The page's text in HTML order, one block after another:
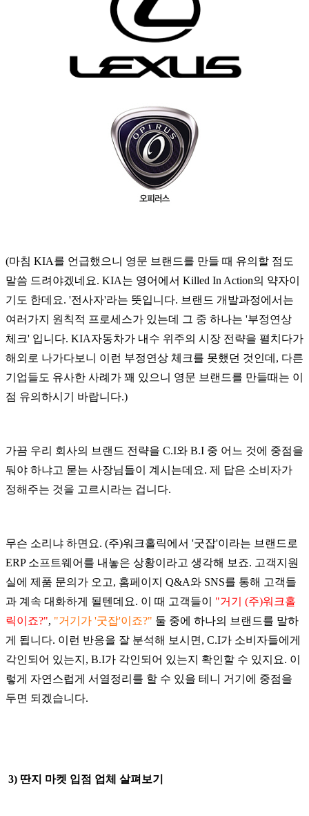
(마침 KIA를 언급했으니 영문 브랜드를 만들 때 유의할 점도
말씀 드려야겠네요. KIA는 영어에서 Killed In Action의 약자이
기도 한데요. '전사자'라는 뜻입니다. 브랜드 개발과정에서는
여러가지 원칙적 프로세스가 있는데 그 중 하나는 '부정연상
체크' 입니다. KIA자동차가 내수 위주의 시장 전략을 펼치다가
해외로 나가다보니 이런 부정연상 체크를 못했던 것인데, 다른
기업들도 유사한 사례가 꽤 있으니 영문 브랜드를 만들때는 이
점 유의하시기 바랍니다.)
가끔 우리 회사의 브랜드 전략을 C.I와 B.I 중 어느 것에 중점을
둬야 하냐고 묻는 사장님들이 계시는데요. 제 답은 소비자가
정해주는 것을 고르시라는 겁니다.
무슨 소리냐 하면요. (주)워크홀릭에서 '굿잡'이라는 브랜드로
ERP 소프트웨어를 내놓은 상황이라고 생각해 보죠. 고객지원
실에 제품 문의가 오고, 홈페이지 Q&A와 SNS를 통해 고객들
과 계속 대화하게 될텐데요. 이 때 고객들이 "거기 (주)워크홀
릭이죠?", "거기가 '굿잡'이죠?" 둘 중에 하나의 브랜드를 말하
게 됩니다. 이런 반응을 잘 분석해 보시면, C.I가 소비자들에게
각인되어 있는지, B.I가 각인되어 있는지 확인할 수 있지요. 이
렇게 자연스럽게 서열정리를 할 수 있을 테니 거기에 중점을
두면 되겠습니다.
3) 딴지 마켓 입점 업체 살펴보기